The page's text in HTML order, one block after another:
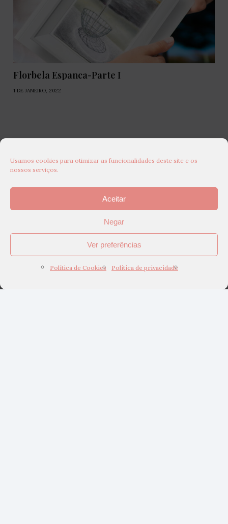
Usamos cookies para otimizar as funcionalidades deste site e os
nossos serviços.
Aceitar
Negar
Ver preferências
Política de Cookies Política de privacidade
Florbela Espanca-Parte I
1 DE JANEIRO, 2022